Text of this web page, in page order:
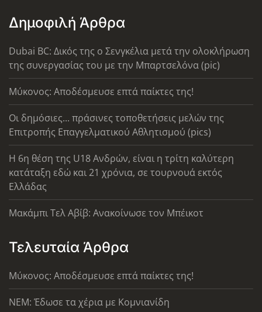
Δημοφιλή Άρθρα
Dubai BC: Δικός της ο Σενγκέλια μετά την ολοκλήρωση
της συνεργασίας του με την Μπαρτσελόνα (pic)
Μύκονος: Αποδέσμευσε επτά παίκτες της!
Οι δημόσιες... πράσινες τοποθετήσεις μελών της
Επιτροπής Επαγγελματικού Αθλητισμού (pics)
Η 6η θέση της U18 Ανδρών, είναι η τρίτη καλύτερη
κατάταξη εδώ και 21 χρόνια, σε τουρνουά εκτός
Ελλάδας
Μακάμπι Τελ Αβίβ: Ανακοίνωσε τον Μπέικοτ
Τελευταία Άρθρα
Μύκονος: Αποδέσμευσε επτά παίκτες της!
ΝΕΜ: Έδωσε τα χέρια με Κομνιανίδη